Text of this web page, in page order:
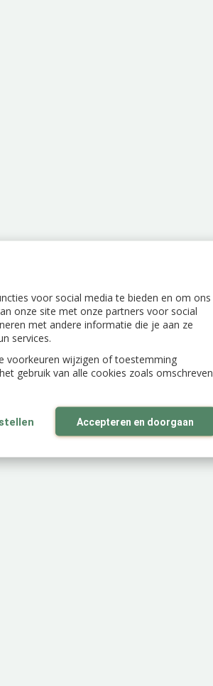
voor social media te bieden en om ons
onze site met onze partners voor social
met andere informatie die je aan ze
services.
voorkeuren wijzigen of toestemming
gebruik van alle cookies zoals omschreven
Accepteren en doorgaan